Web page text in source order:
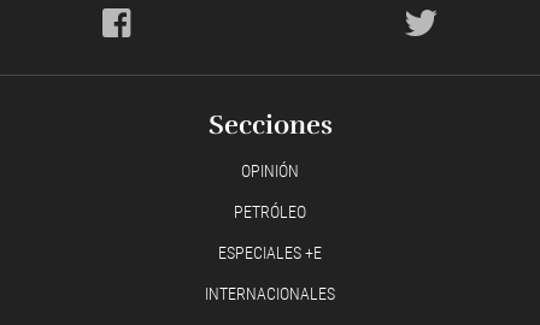
Secciones
OPINIÓN
PETRÓLEO
ESPECIALES +E
INTERNACIONALES